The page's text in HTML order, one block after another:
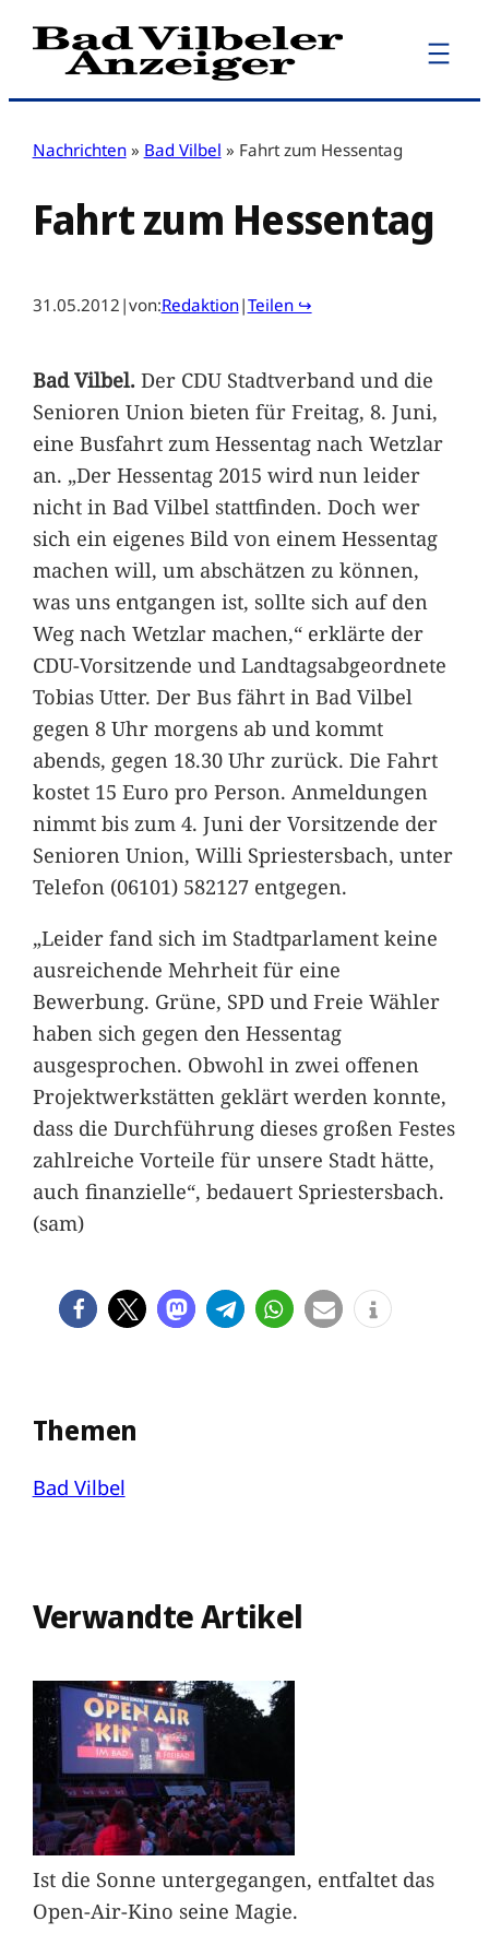
Zum
Inhalt
Nachrichten » Bad Vilbel » Fahrt zum Hessentag
Fahrt zum Hessentag
31.05.2012 |von:Redaktion|Teilen ↪
Bad Vilbel.Der CDU Stadtverband und die
Senioren Union bieten für Freitag, 8. Juni,
eine Busfahrt zum Hessentag nach Wetzlar
an. „Der Hessentag 2015 wird nun leider
nicht in Bad Vilbel stattfinden. Doch wer
sich ein eigenes Bild von einem Hessentag
machen will, um abschätzen zu können,
was uns entgangen ist, sollte sich auf den
Weg nach Wetzlar machen,“ erklärte der
CDU-Vorsitzende und Landtagsabgeordnete
Tobias Utter. Der Bus fährt in Bad Vilbel
gegen 8 Uhr morgens ab und kommt
abends, gegen 18.30 Uhr zurück. Die Fahrt
kostet 15 Euro pro Person. Anmeldungen
nimmt bis zum 4. Juni der Vorsitzende der
Senioren Union, Willi Spriestersbach, unter
Telefon (06101) 582127 entgegen.
„Leider fand sich im Stadtparlament keine
ausreichende Mehrheit für eine
Bewerbung. Grüne, SPD und Freie Wähler
haben sich gegen den Hessentag
ausgesprochen. Obwohl in zwei offenen
Projektwerkstätten geklärt werden konnte,
dass die Durchführung dieses großen Festes
zahlreiche Vorteile für unsere Stadt hätte,
auch finanzielle“, bedauert Spriestersbach.
(sam)
Themen
Bad Vilbel
Verwandte Artikel
Ist die Sonne untergegangen, entfaltet das
Open-Air-Kino seine Magie.